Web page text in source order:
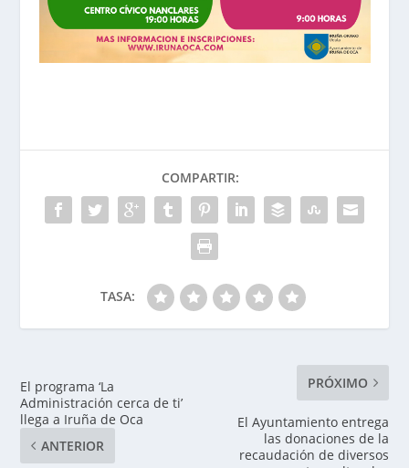
COMPARTIR:
TASA:
El programa ‘La
Administración cerca de ti’
llega a Iruña de Oca
ANTERIOR
PRÓXIMO
El Ayuntamiento entrega
las donaciones de la
recaudación de diversos